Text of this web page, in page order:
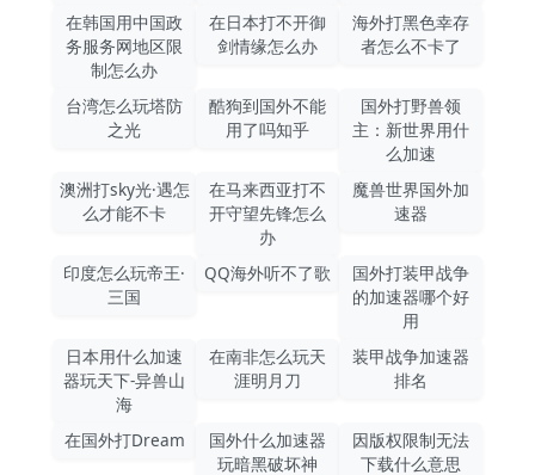
在韩国用中国政
务服务网地区限
制怎么办
在日本打不开御
剑情缘怎么办
海外打黑色幸存
者怎么不卡了
台湾怎么玩塔防
之光
酷狗到国外不能
用了吗知乎
国外打野兽领
主：新世界用什
么加速
澳洲打sky光·遇怎
么才能不卡
在马来西亚打不
开守望先锋怎么
办
魔兽世界国外加
速器
印度怎么玩帝王·
三国
QQ海外听不了歌
国外打装甲战争
的加速器哪个好
用
日本用什么加速
器玩天下-异兽山
海
在南非怎么玩天
涯明月刀
装甲战争加速器
排名
在国外打Dream
国外什么加速器
玩暗黑破坏神
因版权限制无法
下载什么意思